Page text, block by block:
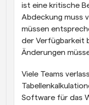
ist eine kritische
Abdeckung muss
müssen
der Verfügbarkeit
Änderungen
Viele Teams
Software für das